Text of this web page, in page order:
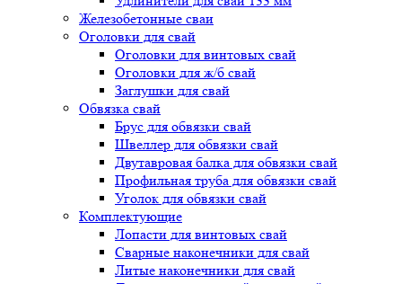
Железобетонные сваи
Оголовки для свай
Оголовки для винтовых свай
Оголовки для ж/б свай
Заглушки для свай
Обвязка свай
Брус для обвязки свай
Швеллер для обвязки свай
Двутавровая балка для обвязки свай
Профильная труба для обвязки свай
Уголок для обвязки свай
Комплектующие
Лопасти для винтовых свай
Сварные наконечники для свай
Литые наконечники для свай